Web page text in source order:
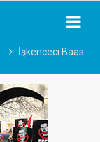
İşkenceci Baas